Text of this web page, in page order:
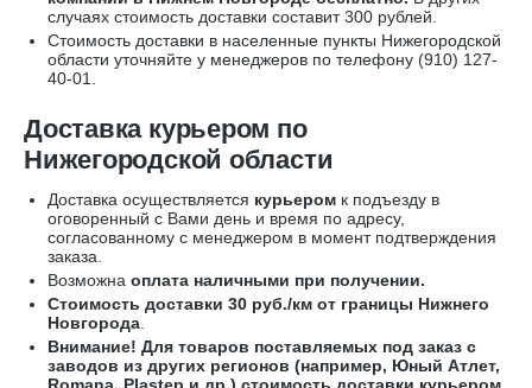
случаях стоимость доставки составит 300 рублей.
Стоимость доставки в населенные пункты Нижегородской
области уточняйте у менеджеров по телефону (910) 127-
40-01.
Доставка курьером по
Нижегородской области
Доставка осуществляется курьером к подъезду в
оговоренный с Вами день и время по адресу,
согласованному с менеджером в момент подтверждения
заказа.
Возможна оплата наличными при получении.
Стоимость доставки 30 руб./км от границы Нижнего
Новгорода.
Внимание! Для товаров поставляемых под заказ с
заводов из других регионов (например, Юный Атлет,